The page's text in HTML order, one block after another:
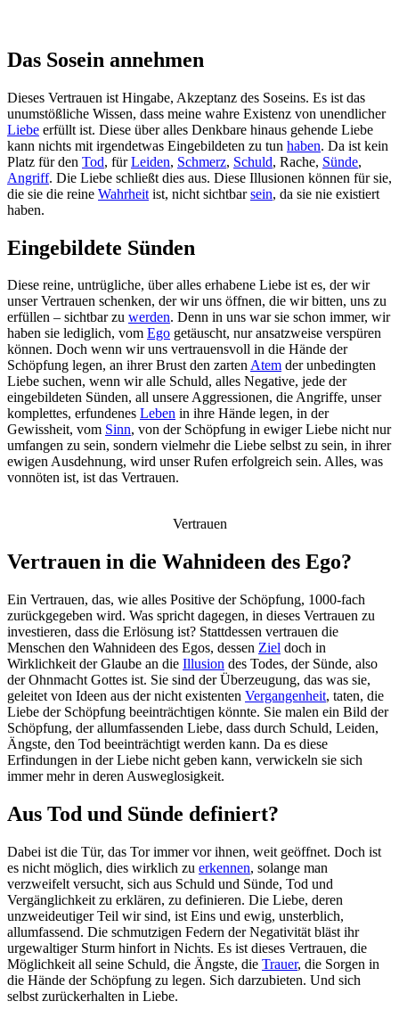
Das Sosein annehmen
Dieses Vertrauen ist Hingabe, Akzeptanz des Soseins. Es ist das
unumstößliche Wissen, dass meine wahre Existenz von unendlicher
Liebe erfüllt ist. Diese über alles Denkbare hinaus gehende Liebe
kann nichts mit irgendetwas Eingebildeten zu tun haben. Da ist kein
Platz für den Tod, fürLeiden, Schmerz, Schuld, Rache, Sünde,
Angriff. Die Liebe schließt dies aus. Diese Illusionen können für sie,
die sie die reine Wahrheit ist, nicht sichtbarsein, da sie nie existiert
haben.
Eingebildete Sünden
Diese reine, untrügliche, über alles erhabene Liebe ist es, der wir
unser Vertrauen schenken, der wir uns öffnen, die wir bitten, uns zu
erfüllen – sichtbar zu werden. Denn in uns war sie schon immer, wir
haben sie lediglich, vom Ego getäuscht, nur ansatzweise verspüren
können. Doch wenn wir uns vertrauensvoll in die Hände der
Schöpfung legen, an ihrer Brust den zartenAtem der unbedingten
Liebe suchen, wenn wir alle Schuld, alles Negative, jede der
eingebildeten Sünden, all unsere Aggressionen, die Angriffe, unser
komplettes, erfundenes Leben in ihre Hände legen, in der
Gewissheit, vom Sinn, von der Schöpfung in ewiger Liebe nicht nur
umfangen zu sein, sondern vielmehr die Liebe selbst zu sein, in ihrer
ewigen Ausdehnung, wird unser Rufen erfolgreich sein. Alles, was
vonnöten ist, ist das Vertrauen.
Vertrauen
Vertrauen in die Wahnideen des Ego?
Ein Vertrauen, das, wie alles Positive der Schöpfung, 1000-fach
zurückgegeben wird. Was spricht dagegen, in dieses Vertrauen zu
investieren, dass die Erlösung ist? Stattdessen vertrauen die
Menschen den Wahnideen des Egos, dessen Ziel doch in
Wirklichkeit der Glaube an die Illusion des Todes, der Sünde, also
der Ohnmacht Gottes ist. Sie sind der Überzeugung, das was sie,
geleitet von Ideen aus der nicht existenten Vergangenheit, taten, die
Liebe der Schöpfung beeinträchtigen könnte. Sie malen ein Bild der
Schöpfung, der allumfassenden Liebe, dass durch Schuld, Leiden,
Ängste, den Tod beeinträchtigt werden kann. Da es diese
Erfindungen in der Liebe nicht geben kann, verwickeln sie sich
immer mehr in deren Ausweglosigkeit.
Aus Tod und Sünde definiert?
Dabei ist die Tür, das Tor immer vor ihnen, weit geöffnet. Doch ist
es nicht möglich, dies wirklich zu erkennen, solange man
verzweifelt versucht, sich aus Schuld und Sünde, Tod und
Vergänglichkeit zu erklären, zu definieren. Die Liebe, deren
unzweideutiger Teil wir sind, ist Eins und ewig, unsterblich,
allumfassend. Die schmutzigen Federn der Negativität bläst ihr
urgewaltiger Sturm hinfort in Nichts. Es ist dieses Vertrauen, die
Möglichkeit all seine Schuld, die Ängste, die Trauer, die Sorgen in
die Hände der Schöpfung zu legen. Sich darzubieten. Und sich
selbst zurückerhalten in Liebe.